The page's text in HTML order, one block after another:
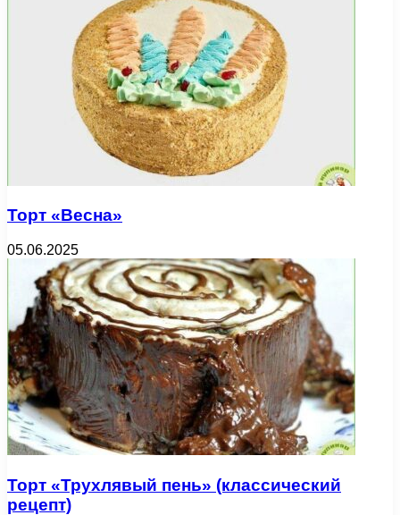
Торт «Весна»
05.06.2025
Торт «Трухлявый пень» (классический
рецепт)